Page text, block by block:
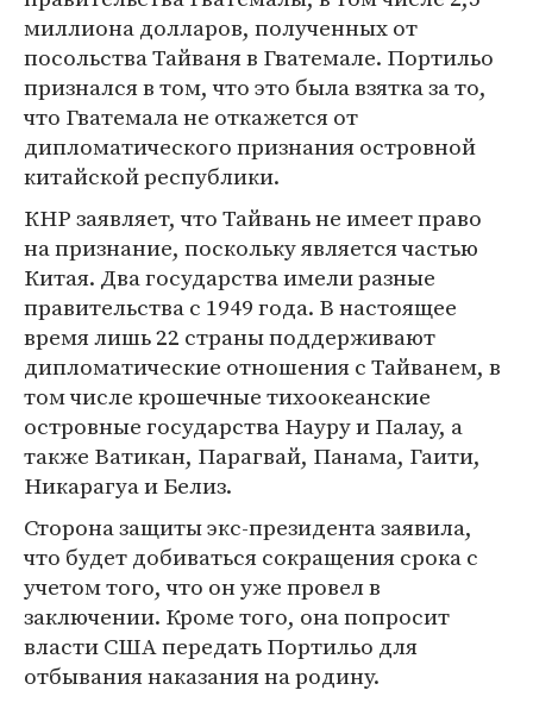
миллиона долларов, полученных от
посольства Тайваня в Гватемале. Портильо
признался в том, что это была взятка за то,
что Гватемала не откажется от
дипломатического признания островной
китайской республики.
КНР заявляет, что Тайвань не имеет право
на признание, поскольку является частью
Китая. Два государства имели разные
правительства с 1949 года. В настоящее
время лишь 22 страны поддерживают
дипломатические отношения с Тайванем, в
том числе крошечные тихоокеанские
островные государства Науру и Палау, а
также Ватикан, Парагвай, Панама, Гаити,
Никарагуа и Белиз.
Сторона защиты экс-президента заявила,
что будет добиваться сокращения срока с
учетом того, что он уже провел в
заключении. Кроме того, она попросит
власти США передать Портильо для
отбывания наказания на родину.